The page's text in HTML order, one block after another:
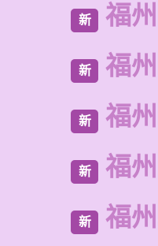
新 福
新 福
新 福
新 福
新 福